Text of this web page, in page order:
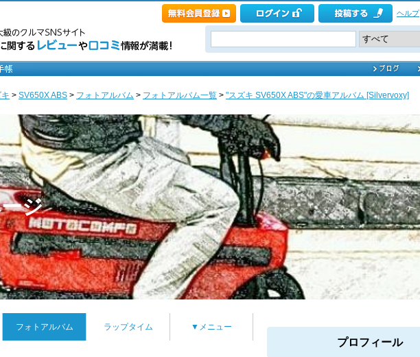
ヘルプ
> SV650X ABS > フォトアルバム > フォトアルバム一覧 > "スズキ SV650X ABS"の愛車アルバム [Silvervoxy]
ジ
フォトアルバム ラップタイム ▼メニュー
プロフィール